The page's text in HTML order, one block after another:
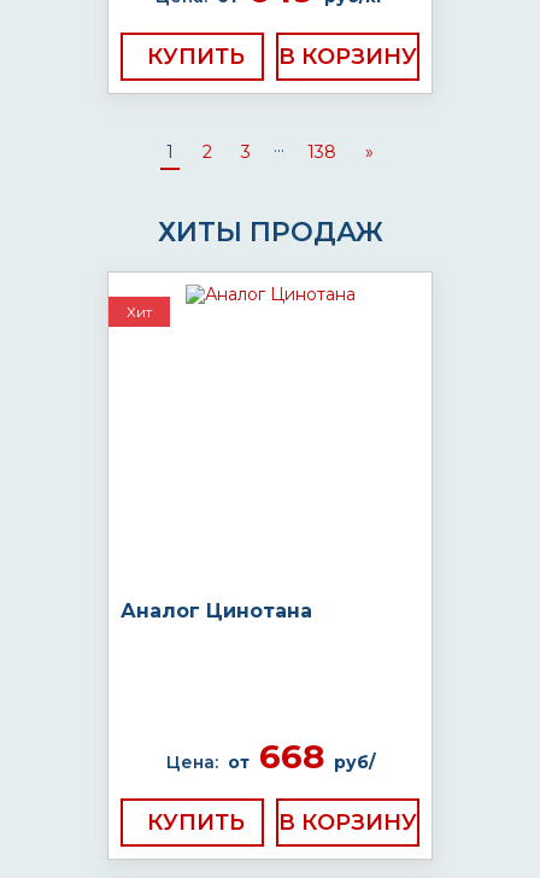
КУПИТЬ
1 2 3 ... 138 »
ХИТЫ ПРОДАЖ
Хит
Аналог Цинотана
Цена: от668 руб/
КУПИТЬ